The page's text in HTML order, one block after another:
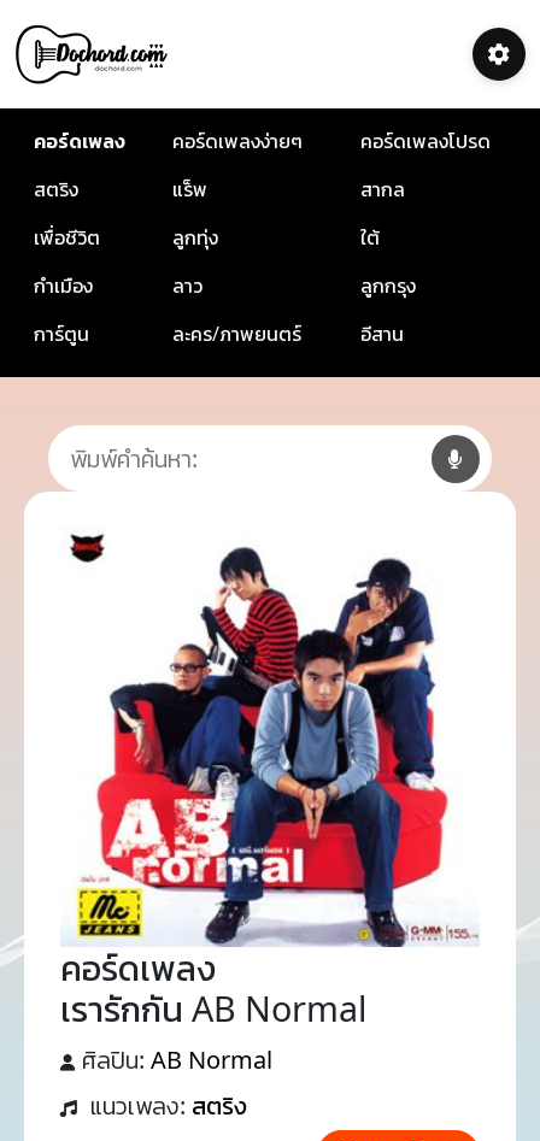
คอร์ดเพลง คอร์ดเพลงง่ายๆ
คอร์ดเพลงโปรด
สตริง
แร็พ
สากล
เพื่อชีวิต
ลูกทุ่ง
ใต้
กำเมือง
ลาว
ลูกกรุง
การ์ตูน
ละคร/ภาพยนตร์ อีสาน
คอร์ดเพลง
เรารักกัน AB Normal
ศิลปิน: AB Normal
แนวเพลง: สตริง